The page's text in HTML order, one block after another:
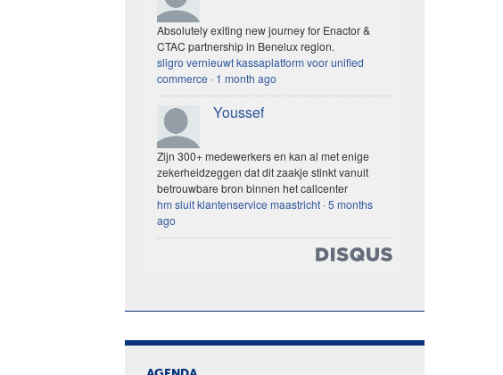
Absolutely exiting new journey for Enactor &
CTAC partnership in Benelux region.
sligro vernieuwt kassaplatform voor unified
commerce · 1 month ago
Youssef
Zijn 300+ medewerkers en kan al met enige
zekerheidzeggen dat dit zaakje stinkt vanuit
betrouwbare bron binnen het callcenter
hm sluit klantenservice maastricht ·5 months
ago